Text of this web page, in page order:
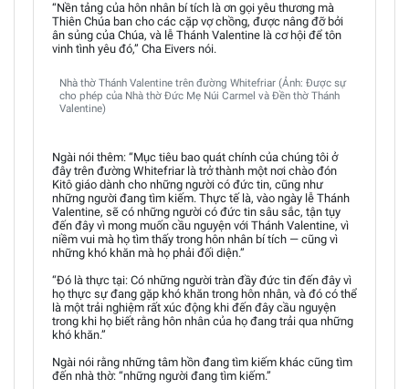
“Nền tảng của hôn nhân bí tích là ơn gọi yêu thương mà
Thiên Chúa ban cho các cặp vợ chồng, được nâng đỡ bởi
ân sủng của Chúa, và lễ Thánh Valentine là cơ hội để tôn
vinh tình yêu đó,” Cha Eivers nói.
Nhà thờ Thánh Valentine trên đường Whitefriar (Ảnh: Được sự
cho phép của Nhà thờ Đức Mẹ Núi Carmel và Đền thờ Thánh
Valentine)
Ngài nói thêm: “Mục tiêu bao quát chính của chúng tôi ở
đây trên đường Whitefriar là trở thành một nơi chào đón
Kitô giáo dành cho những người có đức tin, cũng như
những người đang tìm kiếm. Thực tế là, vào ngày lễ Thánh
Valentine, sẽ có những người có đức tin sâu sắc, tận tụy
đến đây vì mong muốn cầu nguyện với Thánh Valentine, vì
niềm vui mà họ tìm thấy trong hôn nhân bí tích — cũng vì
những khó khăn mà họ phải đối diện.”
“Đó là thực tại: Có những người tràn đầy đức tin đến đây vì
họ thực sự đang gặp khó khăn trong hôn nhân, và đó có thể
là một trải nghiệm rất xúc động khi đến đây cầu nguyện
trong khi họ biết rằng hôn nhân của họ đang trải qua những
khó khăn.”
Ngài nói rằng những tâm hồn đang tìm kiếm khác cũng tìm
đến nhà thờ: “những người đang tìm kiếm.”